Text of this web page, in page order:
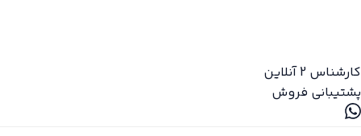
کارشناس 2
آنلاین
پشتیبانی فروش